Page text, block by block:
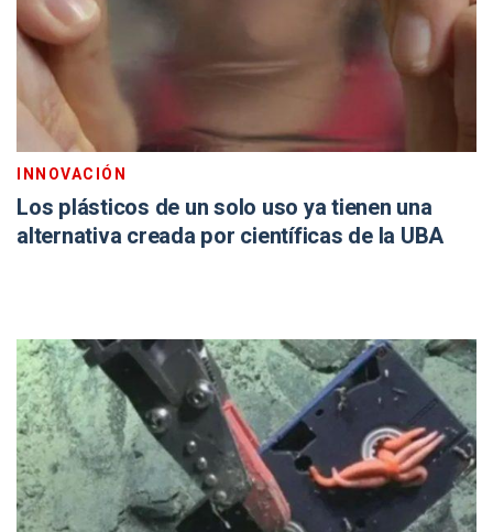
INNOVACIÓN
Los plásticos de un solo uso ya tienen una
alternativa creada por científicas de la UBA